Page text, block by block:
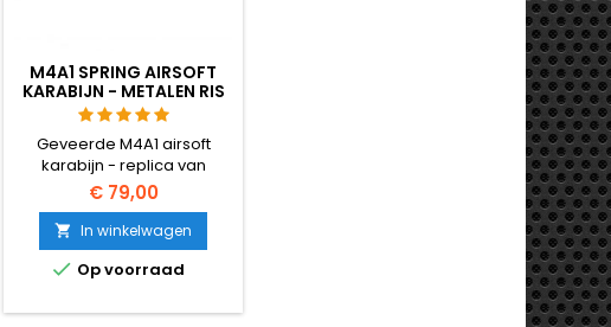
M4A1 SPRING AIRSOFT
KARABIJN - METALEN RIS
RAILS, VERSTELBARE KOLF,
DEMONTABEL
Geveerde M4A1 airsoft
karabijn - replica van
Koreaanse makelij met
metalen RIS rails aan alle
vier de kanten voor
accessoires, verstelbare
kolf en ijzeren vizieren, en
Demonteerbaar zoals het
€ 79,00
 In winkelwagen
 Op voorraad